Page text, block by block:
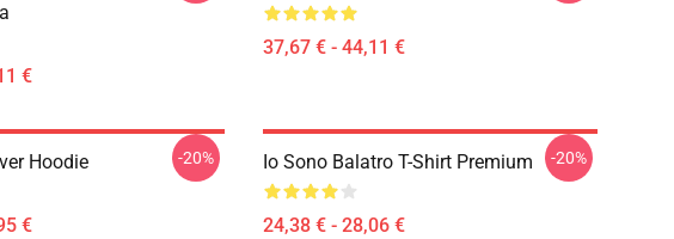
€
37,67 € - 44,11 €
Hoodie
€
-20% Io Sono Balatro T-Shirt Premium
24,38 € - 28,06 €
-20%